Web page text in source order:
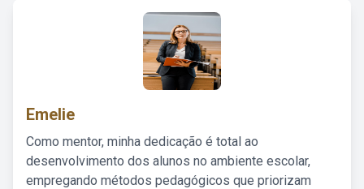
Emelie
Como mentor, minha dedicação é total ao
desenvolvimento dos alunos no ambiente escolar,
empregando métodos pedagógicos que priorizam